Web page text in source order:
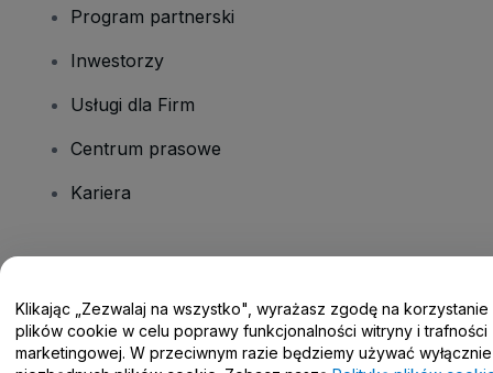
Program partnerski
Inwestorzy
Usługi dla Firm
Centrum prasowe
Kariera
Centrum pomocy / Skontaktuj się z nami
Klikając „Zezwalaj na wszystko", wyrażasz zgodę na korzystanie
plików cookie w celu poprawy funkcjonalności witryny i trafności
marketingowej. W przeciwnym razie będziemy używać wyłącznie